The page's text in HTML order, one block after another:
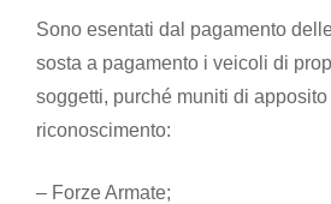
Sono esentati dal pagamento
sosta a pagamento i veicoli di
soggetti, purché muniti di
riconoscimento:
– Forze Armate;